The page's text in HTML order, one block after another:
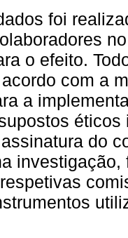
foi
o efeito.
com a
a
do